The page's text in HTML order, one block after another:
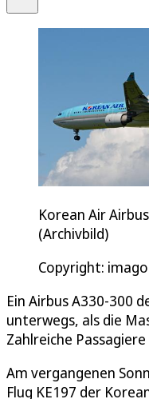
Korean Air
(Archivbild)
Copyright:
Ein Airbus A330-300
unterwegs, als die
Zahlreiche
Am vergangenen
Flug KE197 der